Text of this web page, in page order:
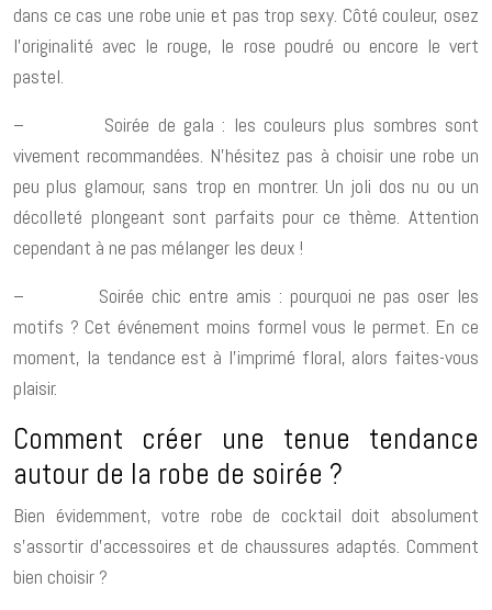
dans ce cas une robe unie et pas trop sexy. Côté couleur, osez
l’originalité avec le rouge, le rose poudré ou encore le vert
pastel.
– Soirée de gala : les couleurs plus sombres sont
vivement recommandées. N’hésitez pas à choisir une robe un
peu plus glamour, sans trop en montrer. Un joli dos nu ou un
décolleté plongeant sont parfaits pour ce thème. Attention
cependant à ne pas mélanger les deux !
– Soirée chic entre amis : pourquoi ne pas oser les
motifs ? Cet événement moins formel vous le permet. En ce
moment, la tendance est à l’imprimé floral, alors faites-vous
plaisir.
Comment créer une tenue tendance
autour de la robe de soirée ?
Bien évidemment, votre robe de cocktail doit absolument
s’assortir d’accessoires et de chaussures adaptés. Comment
bien choisir ?